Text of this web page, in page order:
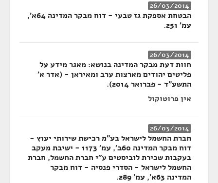
26/03/2014
הבטחת אספקת גז טבעי - דוח מבקר המדינה 64א',
עמ' 251.
26/03/2014
חוות דעת מבקר המדינה בנושא: מאגר מידע על
פליטים יהודים מארצות ערב ומאיראן - (אדר א'
התשע"ד - פברואר 2014).
אין פרוטוקול
26/03/2014
חברת החשמל לישראל בע"מ רכישת שירותי יעוץ -
דוח מבקר המדינה 60ב', עמ' 1173 - ישיבת מעקב
בעקבות שכירת לוביסטים ע"י חברת החשמל, חברת
החשמל לישראל - הסדרי פנסיה - דוח מבקר
המדינה 63א', עמ' 289.